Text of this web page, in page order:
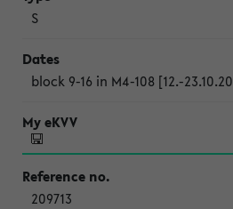
S
block 9-16 in M4-108 [12.-
209713